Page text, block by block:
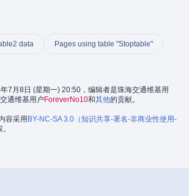
data Pages using table "Stoptable"
7月8日 (星期一) 20:50，编辑者是珠海交通维基用
通维基用户 ForeverNo10和其他的贡献。
容采用 BY-NC-SA 3.0（知识共享-署名-非商业性使用-